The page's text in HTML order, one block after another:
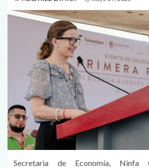
Secretaria de Economía, Ninfa